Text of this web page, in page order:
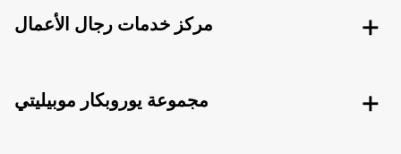
مركز خدمات رجال الأعمال
مجموعة يوروبكار موبيليتي